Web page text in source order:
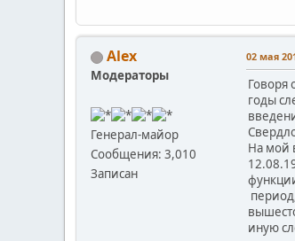
Alex
Модераторы
Генерал-майор
Сообщения: 3,010
Записан
02 мая
Говоря
годы
На мой
иную